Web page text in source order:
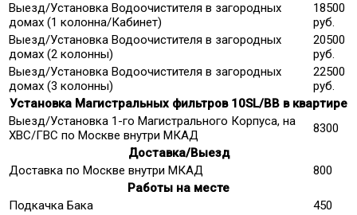
Выезд/Установка Водоочистителя в загородных
домах (1 колонна/Кабинет)
18500
руб.
Выезд/Установка Водоочистителя в загородных
домах (2 колонны)
20500
руб.
Выезд/Установка Водоочистителя в загородных
домах (3 колонны)
22500
руб.
Установка Магистральных фильтров 10SL/ВВ в квартире
Выезд/Установка 1-го Магистрального Корпуса, на
ХВС/ГВС по Москве внутри МКАД
8300
Доставка/Выезд
Доставка по Москве внутри МКАД
800
Работы на месте
Подкачка Бака
450